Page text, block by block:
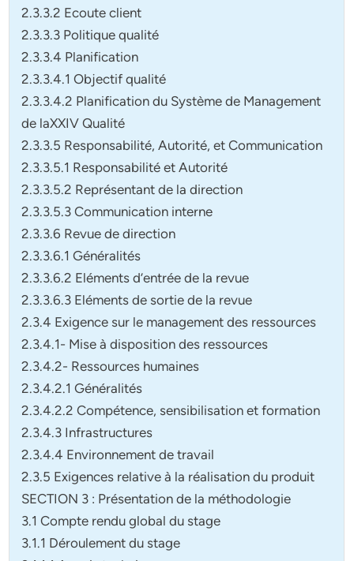
2.3.3.2 Ecoute client
2.3.3.3 Politique qualité
2.3.3.4 Planification
2.3.3.4.1 Objectif qualité
2.3.3.4.2 Planification du Système de Management
de laXXIV Qualité
2.3.3.5 Responsabilité, Autorité, et Communication
2.3.3.5.1 Responsabilité et Autorité
2.3.3.5.2 Représentant de la direction
2.3.3.5.3 Communication interne
2.3.3.6 Revue de direction
2.3.3.6.1 Généralités
2.3.3.6.2 Eléments d’entrée de la revue
2.3.3.6.3 Eléments de sortie de la revue
2.3.4 Exigence sur le management des ressources
2.3.4.1- Mise à disposition des ressources
2.3.4.2- Ressources humaines
2.3.4.2.1 Généralités
2.3.4.2.2 Compétence, sensibilisation et formation
2.3.4.3 Infrastructures
2.3.4.4 Environnement de travail
2.3.5 Exigences relative à la réalisation du produit
SECTION 3 : Présentation de la méthodologie
3.1 Compte rendu global du stage
3.1.1 Déroulement du stage